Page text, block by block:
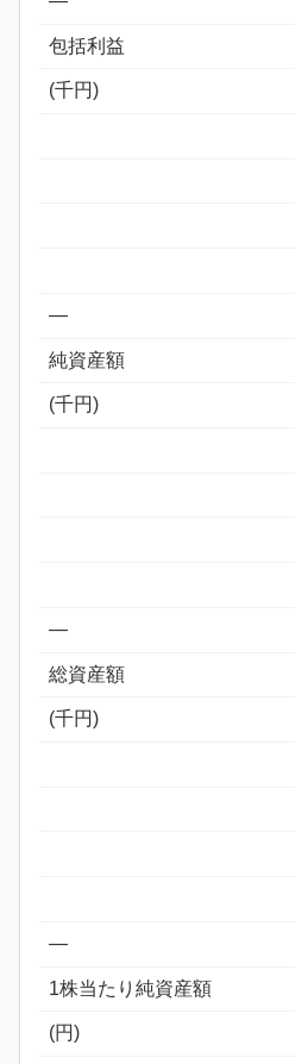
包括利益
(千円)
―
純資産額
(千円)
―
総資産額
(千円)
―
1株当たり純資産額
(円)